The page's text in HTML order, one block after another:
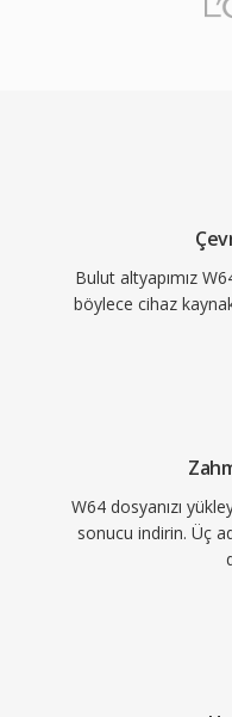
çözünürlüklü 24
oynatmayı
ekosistemi iş
yetenekli bir
Bulut altyapımız
böylece cihaz
W64 dosyanızı
sonucu indirin. Üç